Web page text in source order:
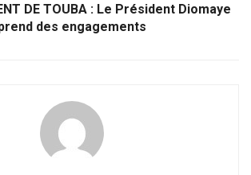
DE TOUBA : Le Président Diomaye
des engagements